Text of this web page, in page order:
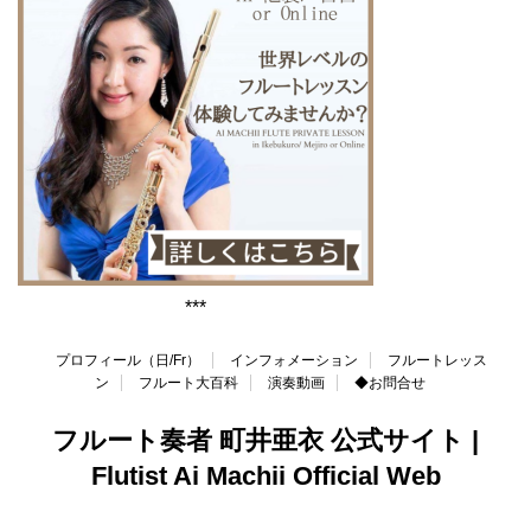
***
プロフィール（日/Fr） インフォメーション
フルートレッス
ン
フルート大百科 演奏動画 ◆お問合せ
フルート奏者 町井亜衣 公式サイト |
Flutist Ai Machii Official Web